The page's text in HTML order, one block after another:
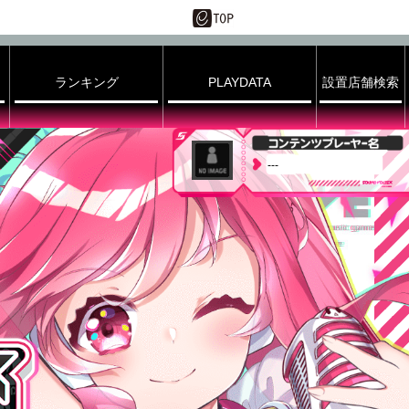
ランキング PLAYDATA 設置店舗検索
---